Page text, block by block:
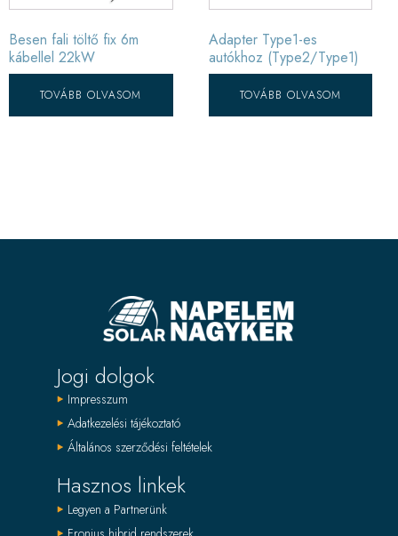
Besen fali töltő fix 6m
kábellel 22kW
TOVÁBB OLVASOM
Adapter Type1-es
autókhoz (Type2/Type1)
TOVÁBB OLVASOM
Jogi dolgok
Impresszum
Adatkezelési tájékoztató
Általános szerződési feltételek
Hasznos linkek
Legyen a Partnerünk